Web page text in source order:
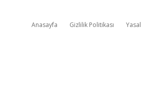
Anasayfa Gizlilik Politikası